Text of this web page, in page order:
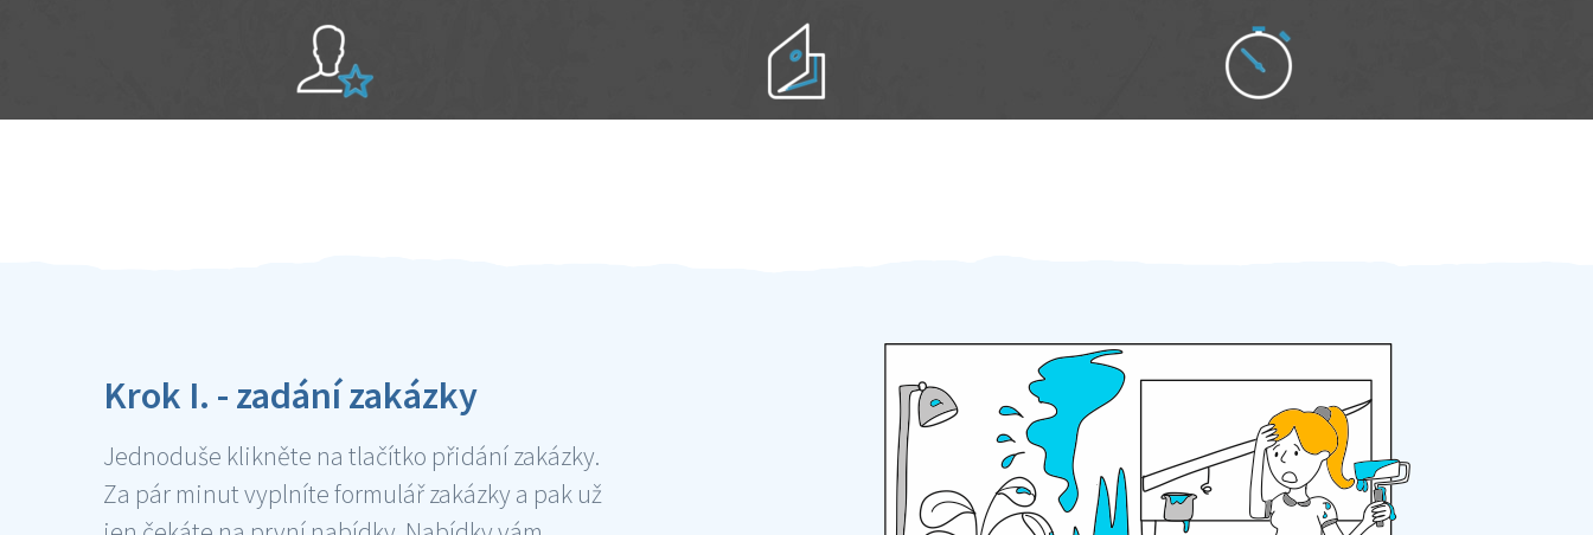
Krok I. - zadání zakázky
Jednoduše klikněte na tlačítko přidání zakázky.
Za pár minut vyplníte formulář zakázky a pak už